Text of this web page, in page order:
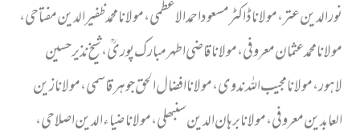
نورالدین عتر،مولاناڈاکٹر مسعود احمد الاعظمی،مولانا محمد ظفیر الدین مفتاحی،
مولانا محمد عثمان معروفی،مولانا قاضی اطہر مبارک پوریؒ،شیخ نذیر حسین
لاہور، مولانا مجیب اللہ ندوی،مولانا افضال الحق جوہر قاسمی، مولانا زین
العابدین معروفی ،مولانا برہان الدین سنبھلی، مولانا ضیاء الدین اصلاحی،